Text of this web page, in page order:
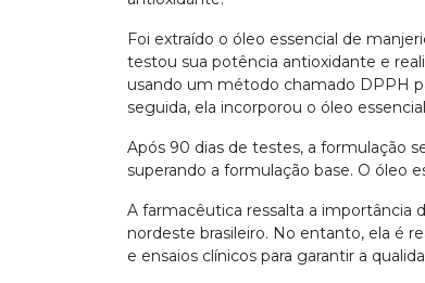
Foi extraído o óleo essencial de
testou sua potência antioxidante e
usando um método chamado DPPH
seguida, ela incorporou o óleo
Após 90 dias de testes, a formulação
superando a formulação base. O óleo
A farmacêutica ressalta a importância
nordeste brasileiro. No entanto, ela é
e ensaios clínicos para garantir a